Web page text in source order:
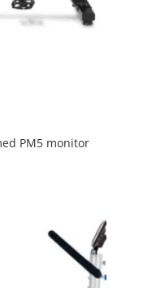
PM5 monitor